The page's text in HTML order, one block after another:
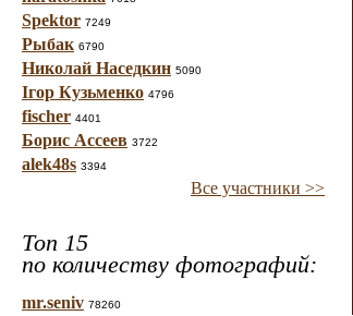
Spektor 7249
Рыбак 6790
Николай Наседкин 5090
Ігор Кузьменко 4796
fischer 4401
Борис Ассеев 3722
alek48s 3394
Все участники >>
Топ 15
по количеству фотографий:
mr.seniv 78260